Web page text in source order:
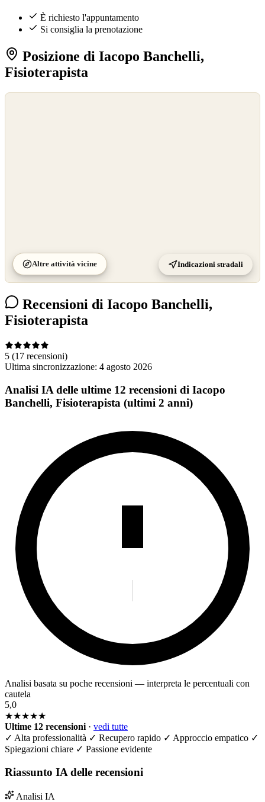
È richiesto l'appuntamento
Si consiglia la prenotazione
Posizione di Iacopo Banchelli,
Fisioterapista
Altre attività vicine Indicazioni stradali
Recensioni di Iacopo Banchelli,
Fisioterapista
5 (17 recensioni)
Ultima sincronizzazione: 4 agosto 2026
Analisi IA delle ultime 12 recensioni di Iacopo
Banchelli, Fisioterapista (ultimi 2 anni)
Analisi basata su poche recensioni — interpreta le percentuali con
cautela
5,0
★★★★★
Ultime 12 recensioni · vedi tutte
✓ Alta professionalità ✓ Recupero rapido ✓ Approccio empatico ✓
Spiegazioni chiare ✓ Passione evidente
Riassunto IA delle recensioni
Analisi IA